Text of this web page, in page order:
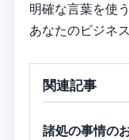
明確な言葉を使
あなたのビジネ
関連記事
諸処の事情の